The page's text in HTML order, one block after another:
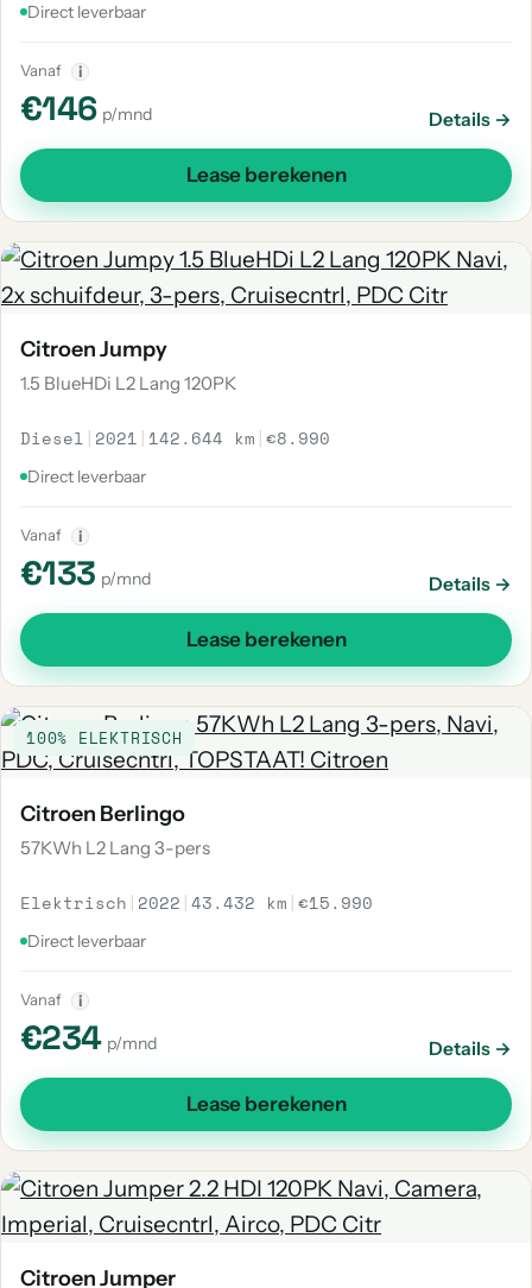
Direct leverbaar
Vanaf i
€146 p/mnd Details →
Lease berekenen
Citroen Jumpy
1.5 BlueHDi L2 Lang 120PK
Diesel | 2021 | 142.644 km |€8.990
Direct leverbaar
Vanaf i
€133 p/mnd Details →
Lease berekenen
100% ELEKTRISCH
Citroen Berlingo
57KWh L2 Lang 3-pers
Elektrisch | 2022 |43.432 km |€15.990
Direct leverbaar
Vanaf i
€234 p/mnd Details →
Lease berekenen
Citroen Jumper